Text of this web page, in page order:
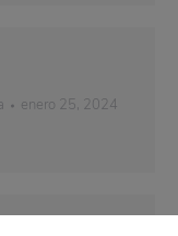
enero 25, 2024